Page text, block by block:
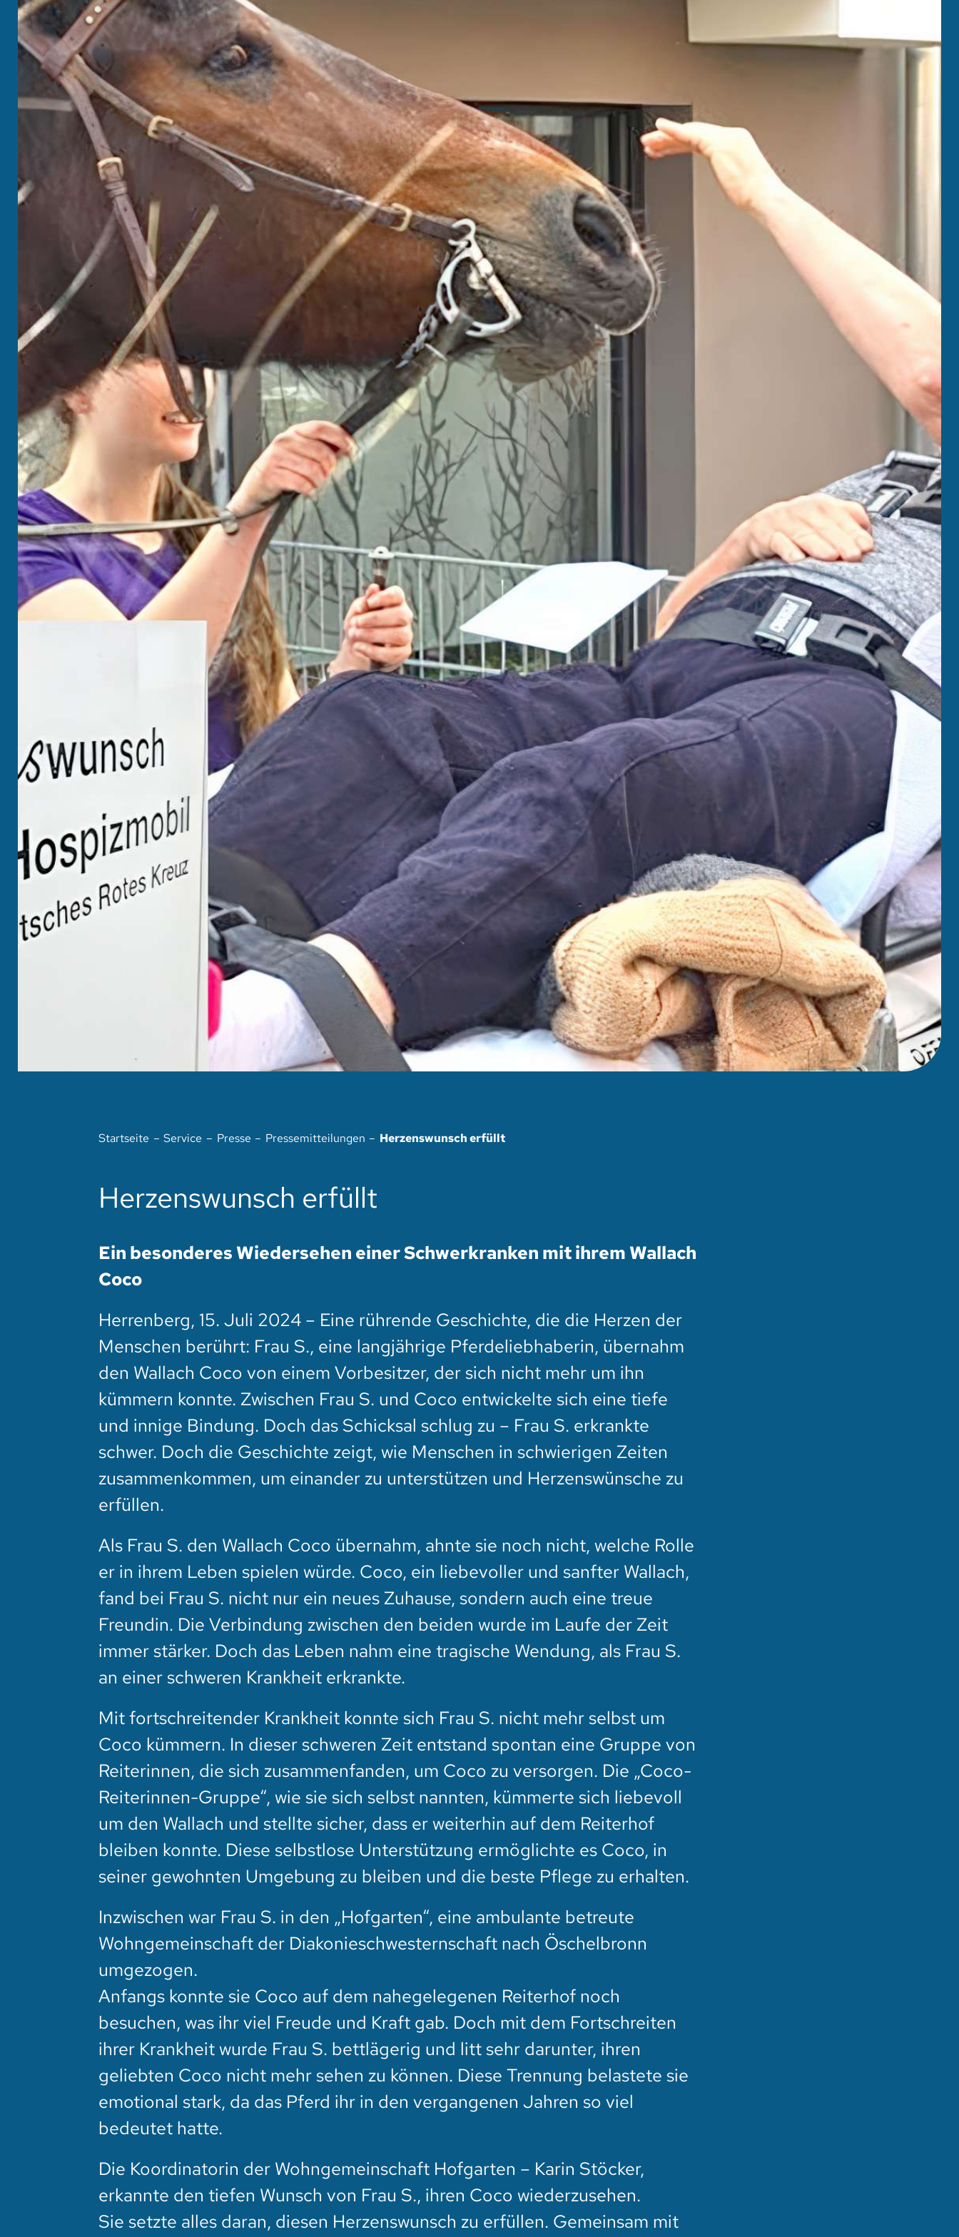
Startseite Service Presse Pressemitteilungen Herzenswunsch erfüllt
Herzenswunsch erfüllt
Ein besonderes Wiedersehen einer Schwerkranken mit ihrem Wallach
Coco
Herrenberg, 15. Juli 2024 – Eine rührende Geschichte, die die Herzen der
Menschen berührt: Frau S., eine langjährige Pferdeliebhaberin, übernahm
den Wallach Coco von einem Vorbesitzer, der sich nicht mehr um ihn
kümmern konnte. Zwischen Frau S. und Coco entwickelte sich eine tiefe
und innige Bindung. Doch das Schicksal schlug zu – Frau S. erkrankte
schwer. Doch die Geschichte zeigt, wie Menschen in schwierigen Zeiten
zusammenkommen, um einander zu unterstützen und Herzenswünsche zu
erfüllen.
Als Frau S. den Wallach Coco übernahm, ahnte sie noch nicht, welche Rolle
er in ihrem Leben spielen würde. Coco, ein liebevoller und sanfter Wallach,
fand bei Frau S. nicht nur ein neues Zuhause, sondern auch eine treue
Freundin. Die Verbindung zwischen den beiden wurde im Laufe der Zeit
immer stärker. Doch das Leben nahm eine tragische Wendung, als Frau S.
an einer schweren Krankheit erkrankte.
Mit fortschreitender Krankheit konnte sich Frau S. nicht mehr selbst um
Coco kümmern. In dieser schweren Zeit entstand spontan eine Gruppe von
Reiterinnen, die sich zusammenfanden, um Coco zu versorgen. Die „Coco-
Reiterinnen-Gruppe“, wie sie sich selbst nannten, kümmerte sich liebevoll
um den Wallach und stellte sicher, dass er weiterhin auf dem Reiterhof
bleiben konnte. Diese selbstlose Unterstützung ermöglichte es Coco, in
seiner gewohnten Umgebung zu bleiben und die beste Pflege zu erhalten.
Inzwischen war Frau S. in den „Hofgarten“, eine ambulante betreute
Wohngemeinschaft der Diakonieschwesternschaft nach Öschelbronn
umgezogen.
Anfangs konnte sie Coco auf dem nahegelegenen Reiterhof noch
besuchen, was ihr viel Freude und Kraft gab. Doch mit dem Fortschreiten
ihrer Krankheit wurde Frau S. bettlägerig und litt sehr darunter, ihren
geliebten Coco nicht mehr sehen zu können. Diese Trennung belastete sie
emotional stark, da das Pferd ihr in den vergangenen Jahren so viel
bedeutet hatte.
Die Koordinatorin der Wohngemeinschaft Hofgarten – Karin Stöcker,
erkannte den tiefen Wunsch von Frau S., ihren Coco wiederzusehen.
Sie setzte alles daran, diesen Herzenswunsch zu erfüllen. Gemeinsam mit